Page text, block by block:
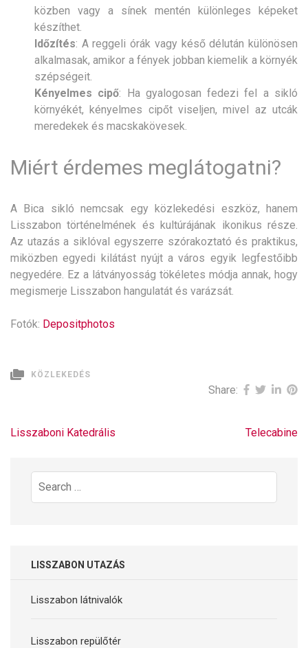
közben vagy a sínek mentén különleges képeket
készíthet.
Időzítés: A reggeli órák vagy késő délután különösen
alkalmasak, amikor a fények jobban kiemelik a környék
szépségeit.
Kényelmes cipő: Ha gyalogosan fedezi fel a sikló
környékét, kényelmes cipőt viseljen, mivel az utcák
meredekek és macskakövesek.
Miért érdemes meglátogatni?
A Bica sikló nemcsak egy közlekedési eszköz, hanem
Lisszabon történelmének és kultúrájának ikonikus része.
Az utazás a siklóval egyszerre szórakoztató és praktikus,
miközben egyedi kilátást nyújt a város egyik legfestőibb
negyedére. Ez a látványosság tökéletes módja annak, hogy
megismerje Lisszabon hangulatát és varázsát.
Fotók: Depositphotos
KÖZLEKEDÉS
Share:
Bejegyzés
Lisszaboni Katedrális Telecabine
Search
for:
LISSZABON UTAZÁS
Lisszabon látnivalók
Lisszabon repülőtér